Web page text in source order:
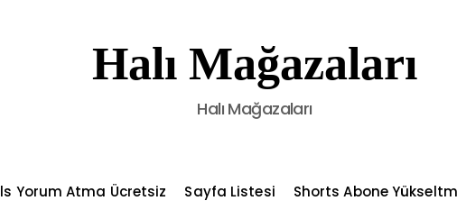
Halı Mağazaları
Halı Mağazaları
Yorum Atma Ücretsiz Sayfa Listesi
Shorts Abone